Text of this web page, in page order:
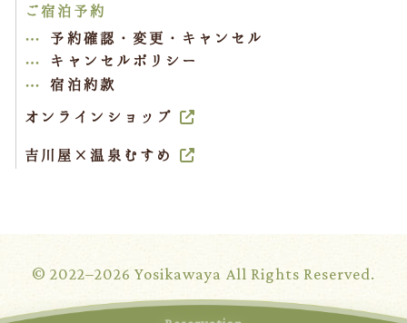
ご宿泊予約
予約確認・変更・キャンセル
キャンセルポリシー
宿泊約款
オンラインショップ
吉川屋×温泉むすめ
© 2022–2026 Yosikawaya All Rights Reserved.